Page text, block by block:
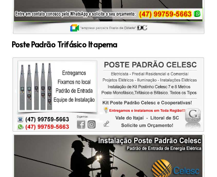
Poste Padrão Trifásico Itapema